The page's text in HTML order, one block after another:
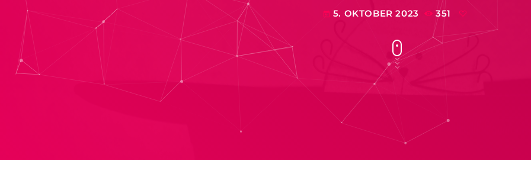
today 5. OKTOBER 2023 351